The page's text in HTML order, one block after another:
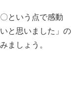
という点で感動
と思いました」の
ましょう。